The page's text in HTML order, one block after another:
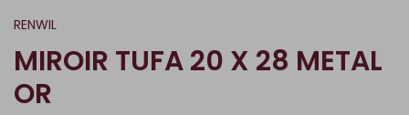
RENWIL
MIROIR TUFA 20 X 28 METAL
OR